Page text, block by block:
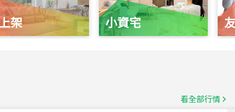
架 小資宅
看全部行情
台北市中山區長春路